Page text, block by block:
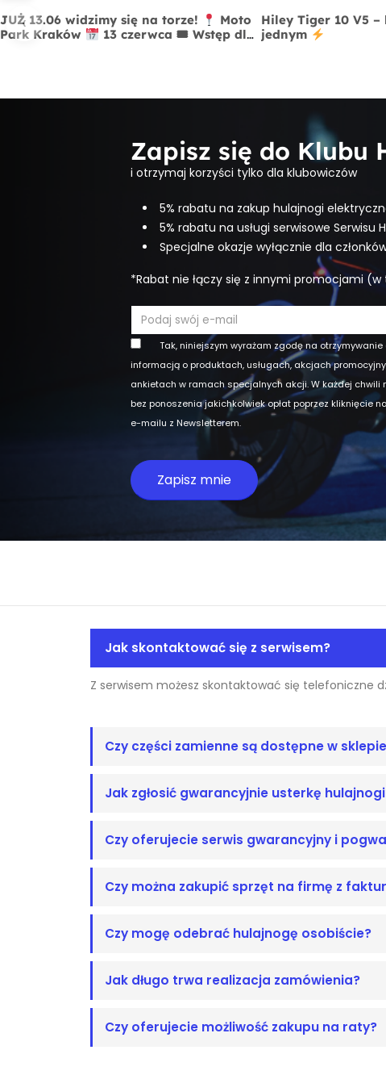
‹
JUŻ 13.06 widzimy się na torze!
Moto
Park Kraków
13 czerwca 🎟 Wstęp dla
Hiley Tiger 10 V5
jednym
Zapisz się do Klubu
i otrzymaj korzyści tylko dla klubowiczów
5% rabatu na zakup hulajnogi
5% rabatu na usługi serwisowe Serwisu
Specjalne okazje wyłącznie dla
*Rabat nie łączy się z innymi promocjami
Tak, niniejszym wyrażam zgodę na
informacją o produktach, usługach, akcjach
ankietach w ramach specjalnych akcji. W każdej chwili
bez ponoszenia jakichkolwiek opłat poprzez kliknięcie
e-mailu z Newsletterem.
Jak skontaktować się z serwisem?
Z serwisem możesz skontaktować się telefoniczne
Czy części zamienne są dostępne w
Jak zgłosić gwarancyjnie usterkę
Czy oferujecie serwis gwarancyjny i
Czy można zakupić sprzęt na firmę z
Czy mogę odebrać hulajnogę osobiście?
Jak długo trwa realizacja zamówienia?
Czy oferujecie możliwość zakupu na raty?